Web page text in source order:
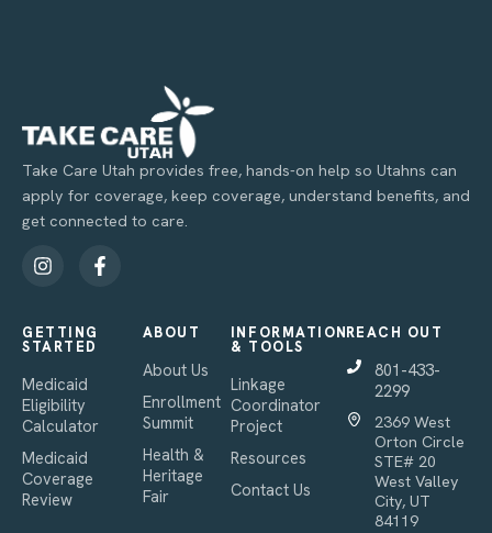
Take Care Utah provides free, hands-on help so Utahns can
apply for coverage, keep coverage, understand benefits, and
get connected to care.
GETTING
STARTED
Medicaid
Eligibility
Calculator
Medicaid
Coverage
Review
ABOUT
About Us
Enrollment
Summit
Health &
Heritage
Fair
INFORMATION
& TOOLS
Linkage
Coordinator
Project
Resources
Contact Us
REACH OUT
801-433-
2299
2369 West
Orton Circle
STE# 20
West Valley
City, UT
84119